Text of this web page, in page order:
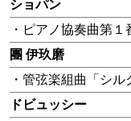
ショパン
・ピアノ協奏曲第１
團 伊玖磨
・管弦楽組曲「シル
ドビュッシー